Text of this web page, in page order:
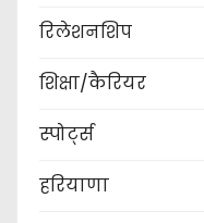
रिलेशनशिप
शिक्षा/कैरियर
स्पोर्ट्स
हरियाणा